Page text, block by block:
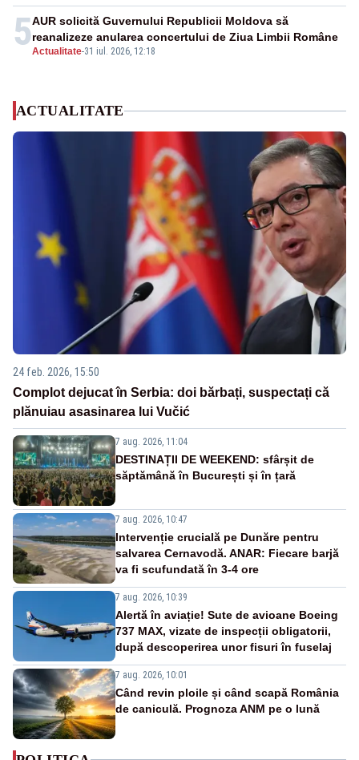
5Actualitate-31 iul. 2026, 12:18
AUR solicită Guvernului Republicii Moldova să
reanalizeze anularea concertului de Ziua Limbii Române
ACTUALITATE
24 feb. 2026, 15:50
Complot dejucat în Serbia: doi bărbați, suspectați că
plănuiau asasinarea lui Vučić
7 aug. 2026, 11:04
DESTINAȚII DE WEEKEND: sfârșit de
săptămână în București și în țară
7 aug. 2026, 10:47
Intervenție crucială pe Dunăre pentru
salvarea Cernavodă. ANAR: Fiecare barjă
va fi scufundată în 3-4 ore
7 aug. 2026, 10:39
Alertă în aviație! Sute de avioane Boeing
737 MAX, vizate de inspecții obligatorii,
după descoperirea unor fisuri în fuselaj
7 aug. 2026, 10:01
Când revin ploile și când scapă România
de caniculă. Prognoza ANM pe o lună